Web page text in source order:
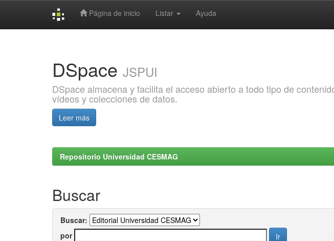
Página de inicio Listar Ayuda
DSpace JSPUI
DSpace almacena y facilita el acceso abierto a todo tipo de
vídeos y colecciones de datos.
Leer más
Repositorio Universidad CESMAG
Buscar
Buscar:
por